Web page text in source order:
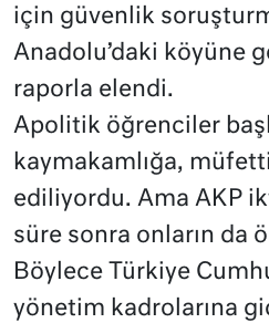
için güvenlik
Anadolu’daki köyüne
raporla elendi.
Apolitik öğrenciler
kaymakamlığa,
ediliyordu. Ama AKP
süre sonra onların da
Böylece Türkiye
yönetim kadrolarına